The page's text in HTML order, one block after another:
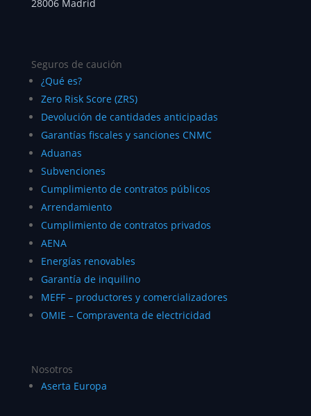
28006 Madrid
Seguros de caución
¿Qué es?
Zero Risk Score (ZRS)
Devolución de cantidades anticipadas
Garantías fiscales y sanciones CNMC
Aduanas
Subvenciones
Cumplimiento de contratos públicos
Arrendamiento
Cumplimiento de contratos privados
AENA
Energías renovables
Garantía de inquilino
MEFF – productores y comercializadores
OMIE – Compraventa de electricidad
Nosotros
Aserta Europa